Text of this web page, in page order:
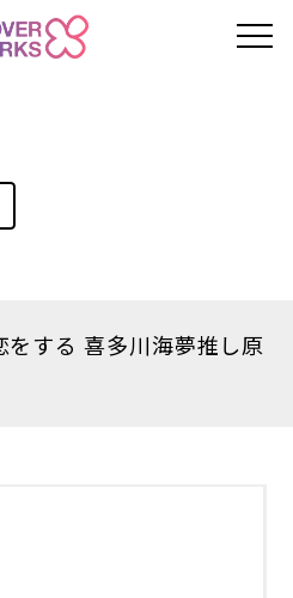
をする 喜多川海夢推し原